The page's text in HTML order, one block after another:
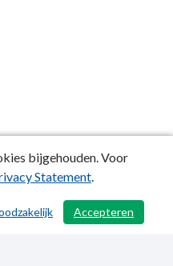
/ 371
bijgehouden. Voor
Statement.
Accepteren